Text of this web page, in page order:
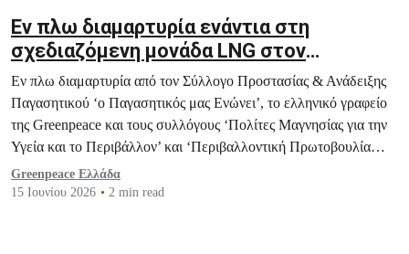
Εν πλω διαμαρτυρία ενάντια στη
σχεδιαζόμενη μονάδα LNG στον
Παγασητικό από φορείς
Εν πλω διαμαρτυρία από τον Σύλλογο Προστασίας & Ανάδειξης
Παγασητικού ‘ο Παγασητικός μας Ενώνει’, το ελληνικό γραφείο
της Greenpeace και τους συλλόγους ‘Πολίτες Μαγνησίας για την
Υγεία και το Περιβάλλον’ και ‘Περιβαλλοντική Πρωτοβουλία
Μαγνησίας’, ενάντια στη σχεδιαζόμενη μονάδα LNG στον
Παγασητικό.
Greenpeace Ελλάδα
15 Ιουνίου 2026
2 min read